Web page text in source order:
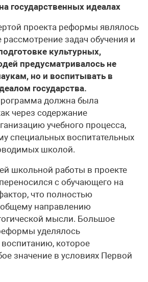
государственных идеалах
проекта реформы являлось
задач обучения и
культурных,
предус­матривалось не
но и воспитывать в
государства.
должна была
через содер­жание
учебного процесса,
специальных воспитательных
школой.
школьной работы в проекте
с обучающего на
что полностью
общему направ­лению
мысли. Большое
уделялось
которое
значение в условиях Первой